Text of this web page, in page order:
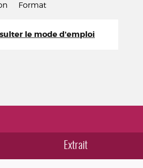
Format
le mode d'emploi
Extrait